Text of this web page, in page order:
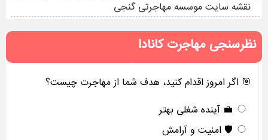
نقشه سایت موسسه مهاجرتی گنجی
نظرسنجی مهاجرت کانادا
🎯 اگر امروز اقدام کنید، هدف شما از مهاجرت چیست؟
💼 آینده شغلی بهتر
🛡️ امنیت و آرامش